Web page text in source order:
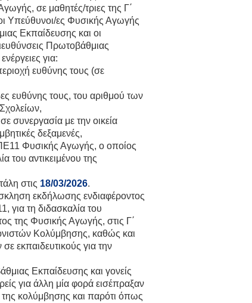
σε μαθητές/τριες της Γ΄
Υπεύθυνοι/ες Φυσικής Αγωγής
Εκπαίδευσης και οι
Πρωτοβάθμιας
για:
ευθύνης τους (σε
ευθύνης τους, του αριθμού των
συνεργασία με την οικεία
δεξαμενές,
Φυσικής Αγωγής, ο οποίος
του αντικειμένου της
στις 18/03/2026.
εκδήλωσης ενδιαφέροντος
για τη διδασκαλία του
της Φυσικής Αγωγής, στις Γ΄
Κολύμβησης, καθώς και
εκπαιδευτικούς για την
Εκπαίδευσης και γονείς
για άλλη μία φορά εισέπραξαν
της κολύμβησης και παρότι όπως